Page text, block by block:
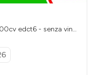
edct6 - senza vinc